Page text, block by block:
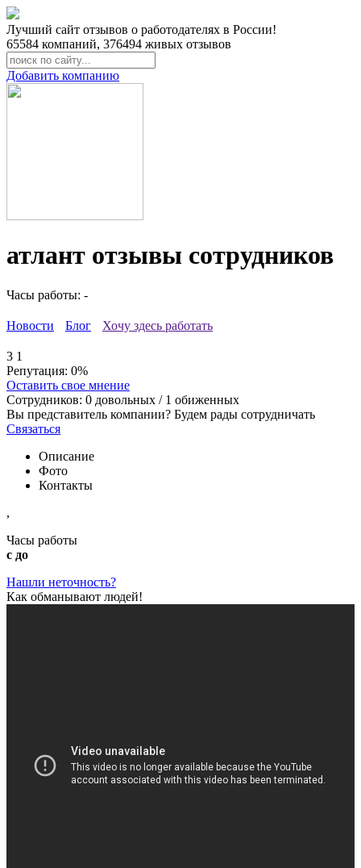
Лучший сайт отзывов о работодателях в России!
65584 компаний, 376494 живых отзывов
Добавить компанию
атлант отзывы сотрудников
Часы работы: -
Новости Блог Хочу здесь работать
3 1
Репутация: 0%
Оставить свое мнение
Сотрудников: 0 довольных / 1 обиженных
Вы представитель компании? Будем рады сотрудничать
Связаться
Описание
Фото
Контакты
,
Часы работы
с до
Нашли неточность?
Как обманывают людей!